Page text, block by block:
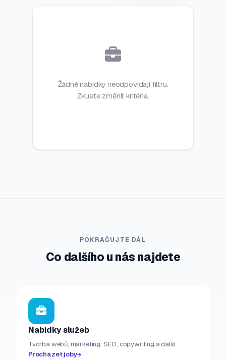
Žádné nabídky neodpovídají filtru.
Zkuste změnit kritéria.
POKRAČUJTE DÁL
Co dalšího u nás najdete
Nabídky služeb
Tvorba webů, marketing, SEO, copywriting a další.
Procházet joby